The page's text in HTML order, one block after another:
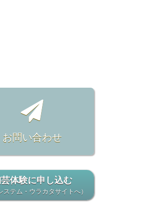
お問い合わせ
芸体験に申し込む
ステム・ウラカタサイトへ）